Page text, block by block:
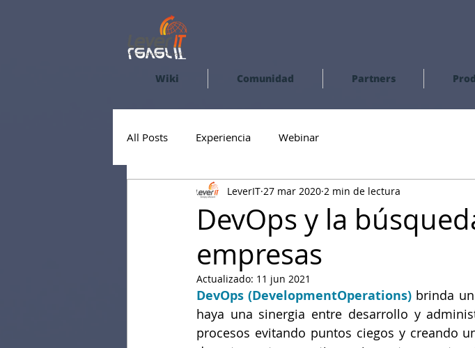
Wiki Comunidad Partners
All Posts Experiencia Webinar
DevOps y la
empresas
LeverIT 27 mar 2020 2 min de lectura
Actualizado: 11 jun 2021
DevOps (DevelopmentOperations) brinda
haya una sinergia entre desarrollo y
procesos evitando puntos ciegos y creando